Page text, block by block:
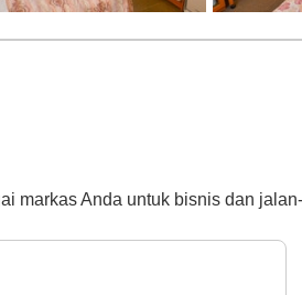
markas Anda untuk bisnis dan